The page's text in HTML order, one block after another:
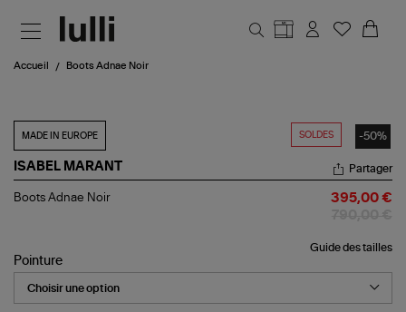
Accueil Boots Adnae Noir
SOLDES -50%
MADE IN EUROPE
ISABEL MARANT
Boots
Partager
Boots Adnae Noir 395,00 €
Guide des tailles
Pointure